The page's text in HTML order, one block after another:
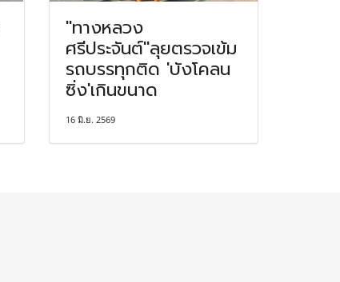
"ทางหลวง
ศรีประจันต์"ลุยตรวจเข้ม
รถบรรทุกติด 'บังโคลน
ซิ่ง'เกินขนาด
16 มิ.ย. 2569